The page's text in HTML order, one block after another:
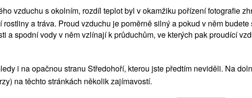
vzduchu s okolním, rozdíl teplot byl v okamžiku pořízení fotografie
a tráva. Proud vzduchu je poměrně silný a pokud v něm
spodní vody v něm vzlínají k průduchům, ve kterých pak proudící
i na opačnou stranu Středohoří, kterou jste předtím neviděli. Na
na těchto stránkách několik zajímavostí.